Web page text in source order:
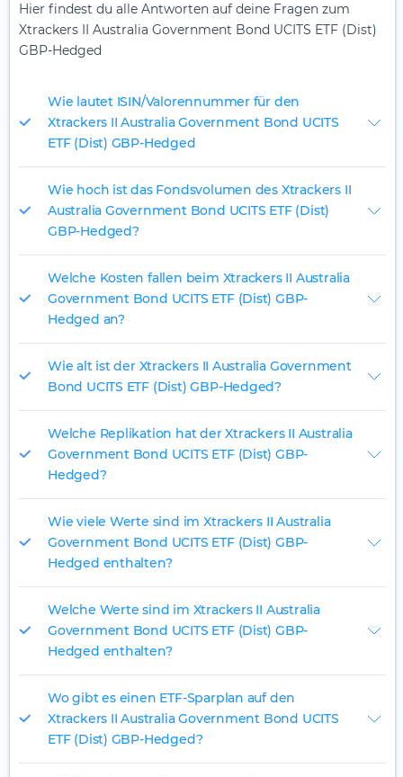
Hier findest du alle Antworten auf deine Fragen zum
Xtrackers II Australia Government Bond UCITS ETF (Dist)
GBP-Hedged
Wie lautet ISIN/Valorennummer für den
Xtrackers II Australia Government Bond UCITS
ETF (Dist) GBP-Hedged
Wie hoch ist das Fondsvolumen des Xtrackers II
Australia Government Bond UCITS ETF (Dist)
GBP-Hedged?
Welche Kosten fallen beim Xtrackers II Australia
Government Bond UCITS ETF (Dist) GBP-
Hedged an?
Wie alt ist der Xtrackers II Australia Government
Bond UCITS ETF (Dist) GBP-Hedged?
Welche Replikation hat der Xtrackers II Australia
Government Bond UCITS ETF (Dist) GBP-
Hedged?
Wie viele Werte sind im Xtrackers II Australia
Government Bond UCITS ETF (Dist) GBP-
Hedged enthalten?
Welche Werte sind im Xtrackers II Australia
Government Bond UCITS ETF (Dist) GBP-
Hedged enthalten?
Wo gibt es einen ETF-Sparplan auf den
Xtrackers II Australia Government Bond UCITS
ETF (Dist) GBP-Hedged?